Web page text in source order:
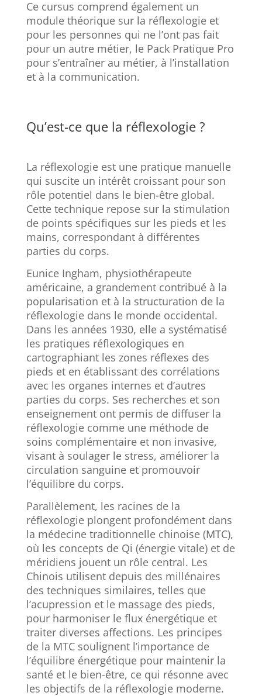
Ce cursus comprend également un
module théorique sur la réflexologie et
pour les personnes qui ne l’ont pas fait
pour un autre métier, le Pack Pratique Pro
pour s’entraîner au métier, à l’installation
et à la communication.
Qu’est-ce que la réflexologie ?
La réflexologie est une pratique manuelle
qui suscite un intérêt croissant pour son
rôle potentiel dans le bien-être global.
Cette technique repose sur la stimulation
de points spécifiques sur les pieds et les
mains, correspondant à différentes
parties du corps.
Eunice Ingham, physiothérapeute
américaine, a grandement contribué à la
popularisation et à la structuration de la
réflexologie dans le monde occidental.
Dans les années 1930, elle a systématisé
les pratiques réflexologiques en
cartographiant les zones réflexes des
pieds et en établissant des corrélations
avec les organes internes et d’autres
parties du corps. Ses recherches et son
enseignement ont permis de diffuser la
réflexologie comme une méthode de
soins complémentaire et non invasive,
visant à soulager le stress, améliorer la
circulation sanguine et promouvoir
l’équilibre du corps.
Parallèlement, les racines de la
réflexologie plongent profondément dans
la médecine traditionnelle chinoise (MTC),
où les concepts de Qi (énergie vitale) et de
méridiens jouent un rôle central. Les
Chinois utilisent depuis des millénaires
des techniques similaires, telles que
l’acupression et le massage des pieds,
pour harmoniser le flux énergétique et
traiter diverses affections. Les principes
de la MTC soulignent l’importance de
l’équilibre énergétique pour maintenir la
santé et le bien-être, ce qui résonne avec
les objectifs de la réflexologie moderne.